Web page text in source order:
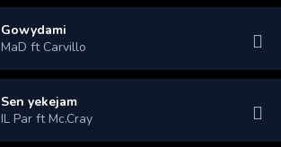
Gowydami
MaD ft Carvillo
Sen yekejam
IL Par ft Mc.Cray